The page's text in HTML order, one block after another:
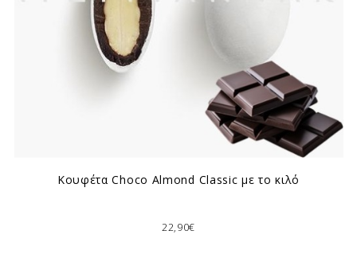
Κουφέτα Choco Almond Classic με το κιλό
22,90€